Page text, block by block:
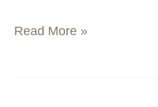
Read More »